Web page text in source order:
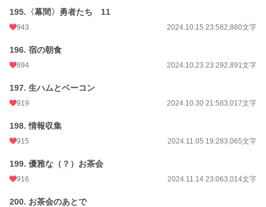
195.〈幕間〉勇者たち 11
943 2024.10.15 23:582,880文字
196. 宿の朝食
894 2024.10.23 23:292,891文字
197. 生ハムとベーコン
919 2024.10.30 21:583,017文字
198. 情報収集
915 2024.11.05 19:283,065文字
199. 優雅な（？）お茶会
916 2024.11.14 23:063,014文字
200. お茶会のあとで